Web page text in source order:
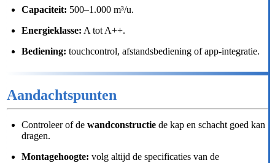
Capaciteit: 500–1.000 m³/u.
Energieklasse: A tot A++.
Bediening: touchcontrol, afstandsbediening of app-integratie.
Aandachtspunten
Controleer of de wandconstructie de kap en schacht goed kan
dragen.
Montagehoogte: volg altijd de specificaties van de